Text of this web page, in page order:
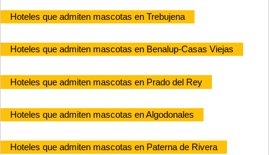
Hoteles que admiten mascotas en Trebujena
Hoteles que admiten mascotas en Benalup-Casas Viejas
Hoteles que admiten mascotas en Prado del Rey
Hoteles que admiten mascotas en Algodonales
Hoteles que admiten mascotas en Paterna de Rivera